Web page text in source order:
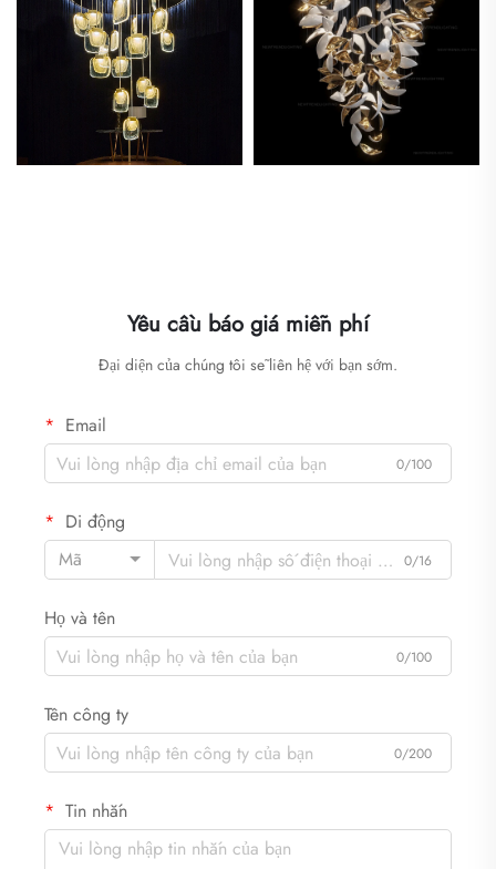
Yêu cầu báo giá miễn phí
Đại diện của chúng tôi sẽ liên hệ với bạn sớm.
Email
0/100
Di động
Mã
0/16
Họ và tên
0/100
Tên công ty
0/200
Tin nhắn